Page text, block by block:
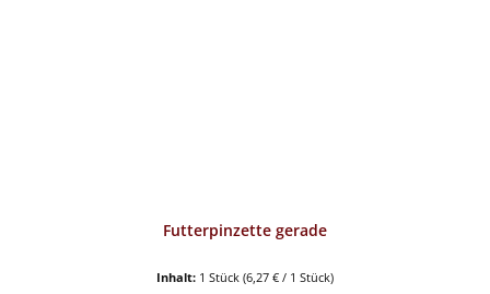
Futterpinzette gerade
Inhalt: 1 Stück (6,27 € / 1 Stück)